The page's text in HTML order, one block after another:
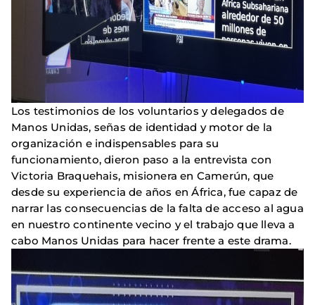
Los testimonios de los voluntarios y delegados de
Manos Unidas, señas de identidad y motor de la
organización e indispensables para su
funcionamiento, dieron paso a la entrevista con
Victoria Braquehais, misionera en Camerún, que
desde su experiencia de años en África, fue capaz de
narrar las consecuencias de la falta de acceso al agua
en nuestro continente vecino y el trabajo que lleva a
cabo Manos Unidas para hacer frente a este drama.